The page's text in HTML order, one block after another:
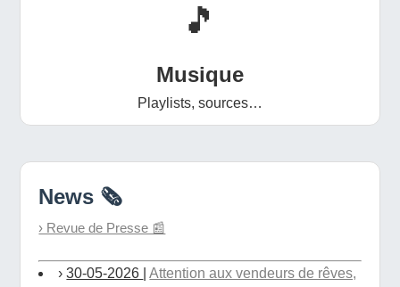
🎵
Musique
Playlists, sources…
News 🗞️
› Revue de Presse 📰
›30-05-2026 |Attention aux vendeurs de rêves,